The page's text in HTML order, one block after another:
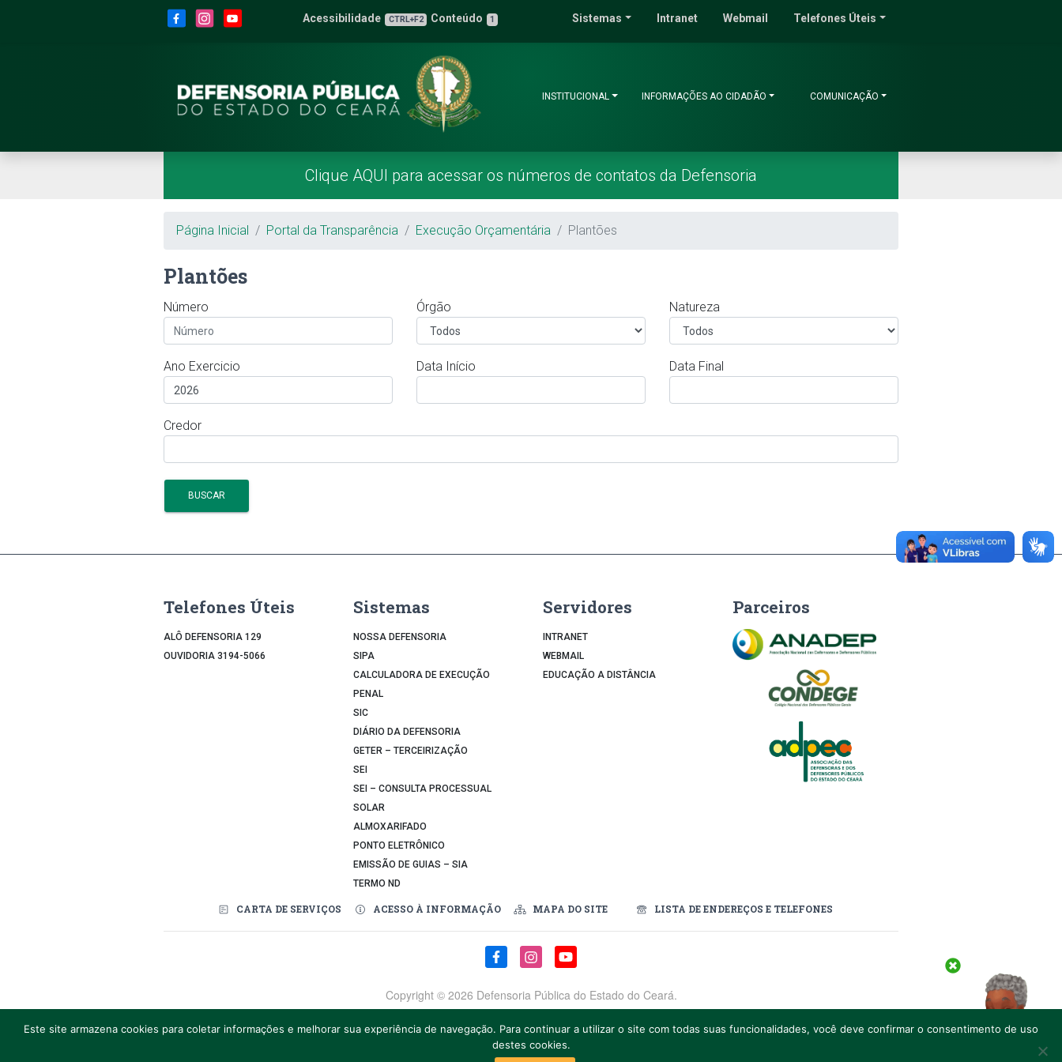
Site da Defensoria Pública do Estado do Ceará
Menu SuperiorRedes SociaisMenu de Acessibilidade
Acessibilidade CTRL+F2 Conteúdo 1
Menu 2
Rodapé 3 Sistemas Intranet Webmail Telefones Úteis
Menu PrincipalPágina Inicial INSTITUCIONAL INFORMAÇÕES AO CIDADÃO COMUNICAÇÃO
Clique AQUI para acessar os números de contatos da Defensoria
Breadcrumb
Página Inicial Portal da Transparência Execução Orçamentária Plantões
Plantões
Número Órgão Natureza
Ano Exercicio Data Início Data Final
Credor
BUSCAR
Telefones Úteis
ALÔ DEFENSORIA 129
OUVIDORIA 3194-5066
Sistemas
NOSSA DEFENSORIA
SIPA
CALCULADORA DE EXECUÇÃO
PENAL
SIC
DIÁRIO DA DEFENSORIA
GETER – TERCEIRIZAÇÃO
SEI
SEI – CONSULTA PROCESSUAL
SOLAR
ALMOXARIFADO
PONTO ELETRÔNICO
EMISSÃO DE GUIAS – SIA
TERMO ND
Servidores
INTRANET
WEBMAIL
EDUCAÇÃO A DISTÂNCIA
Parceiros
CARTA DE SERVIÇOS ACESSO À INFORMAÇÃO MAPA DO SITE LISTA DE ENDEREÇOS E TELEFONES
Copyright © 2026 Defensoria Pública do Estado do Ceará.
Telefones: (85) 3194-5000
Este site armazena cookies para coletar informações e melhorar sua experiência de navegação. Para continuar a utilizar o site com todas suas funcionalidades, você deve confirmar o consentimento de uso
destes cookies.